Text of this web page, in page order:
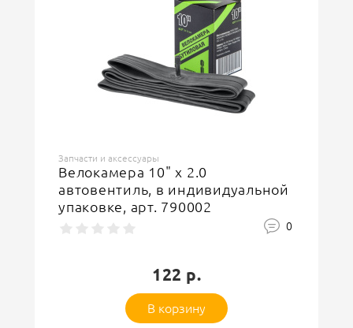
Запчасти и аксессуары
Велокамера 10" x 2.0
автовентиль, в индивидуальной
упаковке, арт. 790002
0
122 р.
В корзину